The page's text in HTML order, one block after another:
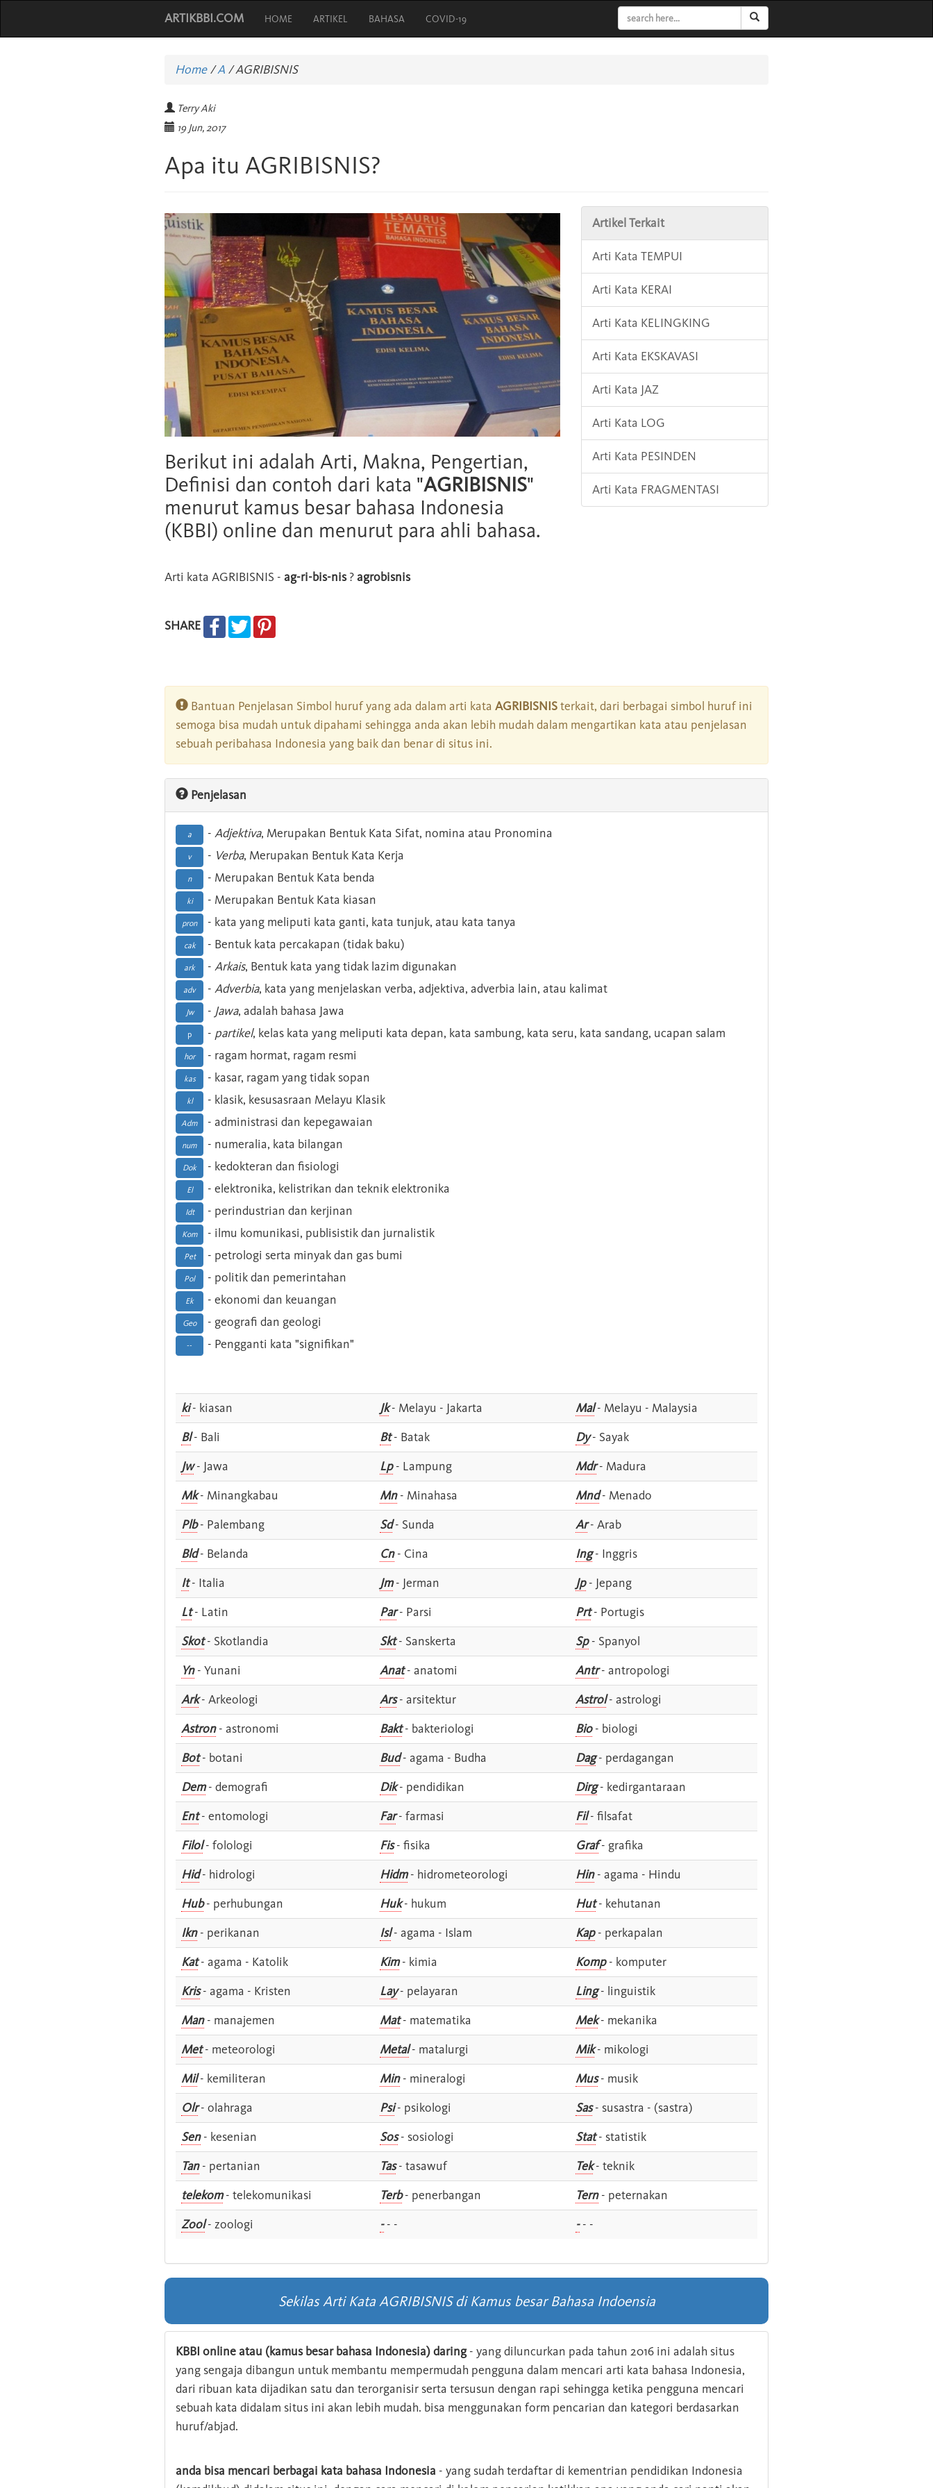
ARTIKBBI.COM HOME ARTIKEL BAHASA COVID-19
Home/A /AGRIBISNIS
Terry Aki
19 Jun, 2017
Apa itu AGRIBISNIS?
Berikut ini adalah Arti, Makna, Pengertian,
Definisi dan contoh dari kata "AGRIBISNIS"
menurut kamus besar bahasa Indonesia
(KBBI) online dan menurut para ahli bahasa.
Arti kata AGRIBISNIS - ag-ri-bis-nis?agrobisnis
SHARE
Artikel Terkait
Arti Kata TEMPUI
Arti Kata KERAI
Arti Kata KELINGKING
Arti Kata EKSKAVASI
Arti Kata JAZ
Arti Kata LOG
Arti Kata PESINDEN
Arti Kata FRAGMENTASI
Bantuan Penjelasan Simbol huruf yang ada dalam arti kata AGRIBISNISterkait, dari berbagai simbol huruf ini
semoga bisa mudah untuk dipahami sehingga anda akan lebih mudah dalam mengartikan kata atau penjelasan
sebuah peribahasa Indonesia yang baik dan benar di situs ini.
Penjelasan
a - Adjektiva, Merupakan Bentuk Kata Sifat, nomina atau Pronomina
v - Verba, Merupakan Bentuk Kata Kerja
n - Merupakan Bentuk Kata benda
ki - Merupakan Bentuk Kata kiasan
pron - kata yang meliputi kata ganti, kata tunjuk, atau kata tanya
cak - Bentuk kata percakapan (tidak baku)
ark - Arkais, Bentuk kata yang tidak lazim digunakan
adv - Adverbia, kata yang menjelaskan verba, adjektiva, adverbia lain, atau kalimat
Jw - Jawa, adalah bahasa Jawa
p - partikel, kelas kata yang meliputi kata depan, kata sambung, kata seru, kata sandang, ucapan salam
hor - ragam hormat, ragam resmi
kas - kasar, ragam yang tidak sopan
kl - klasik, kesusasraan Melayu Klasik
Adm - administrasi dan kepegawaian
num - numeralia, kata bilangan
Dok - kedokteran dan fisiologi
El - elektronika, kelistrikan dan teknik elektronika
Idt - perindustrian dan kerjinan
Kom - ilmu komunikasi, publisistik dan jurnalistik
Pet - petrologi serta minyak dan gas bumi
Pol - politik dan pemerintahan
Ek - ekonomi dan keuangan
Geo - geografi dan geologi
-- - Pengganti kata "signifikan"
ki- kiasan Jk- Melayu - Jakarta Mal- Melayu - Malaysia
Bl- Bali Bt- Batak Dy- Sayak
Jw- Jawa Lp- Lampung Mdr- Madura
Mk- Minangkabau Mn- Minahasa Mnd- Menado
Plb- Palembang Sd- Sunda Ar- Arab
Bld- Belanda Cn- Cina Ing- Inggris
It- Italia Jm- Jerman Jp- Jepang
Lt- Latin Par- Parsi Prt- Portugis
Skot- Skotlandia Skt- Sanskerta Sp- Spanyol
Yn- Yunani Anat- anatomi Antr- antropologi
Ark- Arkeologi Ars- arsitektur Astrol- astrologi
Astron- astronomi Bakt- bakteriologi Bio- biologi
Bot- botani Bud- agama - Budha Dag- perdagangan
Dem- demografi Dik- pendidikan Dirg- kedirgantaraan
Ent- entomologi Far- farmasi Fil- filsafat
Filol- folologi Fis- fisika Graf- grafika
Hid- hidrologi Hidm- hidrometeorologi Hin- agama - Hindu
Hub- perhubungan Huk- hukum Hut- kehutanan
Ikn- perikanan Isl- agama - Islam Kap- perkapalan
Kat- agama - Katolik Kim- kimia Komp- komputer
Kris- agama - Kristen Lay- pelayaran Ling- linguistik
Man- manajemen Mat- matematika Mek- mekanika
Met- meteorologi Metal- matalurgi Mik- mikologi
Mil- kemiliteran Min- mineralogi Mus- musik
Olr- olahraga Psi- psikologi Sas- susastra - (sastra)
Sen- kesenian Sos- sosiologi Stat- statistik
Tan- pertanian Tas- tasawuf Tek- teknik
telekom- telekomunikasi Terb- penerbangan Tern- peternakan
Zool- zoologi -- - -- -
Sekilas Arti Kata AGRIBISNIS di Kamus besar Bahasa Indoensia
KBBI online atau (kamus besar bahasa Indonesia) daring- yang diluncurkan pada tahun 2016 ini adalah situs
yang sengaja dibangun untuk membantu mempermudah pengguna dalam mencari arti kata bahasa Indonesia,
dari ribuan kata dijadikan satu dan terorganisir serta tersusun dengan rapi sehingga ketika pengguna mencari
sebuah kata didalam situs ini akan lebih mudah. bisa menggunakan form pencarian dan kategori berdasarkan
huruf/abjad.
anda bisa mencari berbagai kata bahasa Indonesia - yang sudah terdaftar di kementrian pendidikan Indonesia